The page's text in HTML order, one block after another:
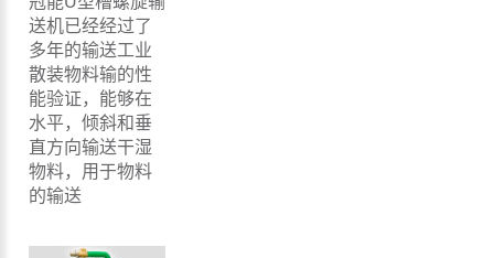
送机已经经过了
多年的输送工业
散装物料输的性
能验证，能够在
水平，倾斜和垂
直方向输送干湿
物料，用于物料
的输送